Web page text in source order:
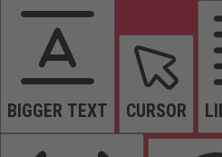
BIGGER TEXT CURSOR